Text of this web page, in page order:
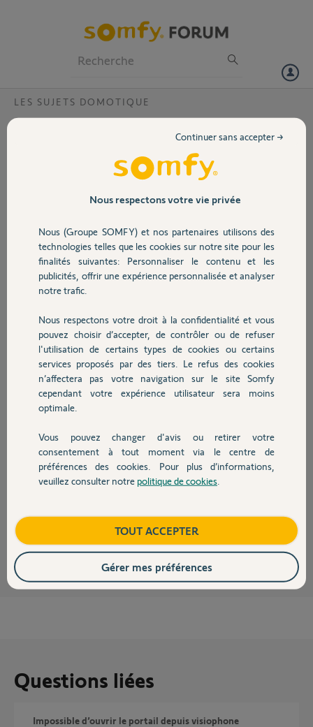
Volet
Sécurité
Domotique
Chauffage
Autres produits
Devis avec un pro
Contact
LES SUJETS DOMOTIQUE
Bonjour, je fais installer bientôt un moteur pour portail coulissant de
réf. ROGER H30 et je voudrais savoir quel serait le visiophone
SOMFY (exemple V400 ou V500) compatible pour une ouverture
piéton et voiture depuis le visio? Sachant que j'aurais également des
volets roulants à moteur Somfy IO que je souhaiterais également
Merci pour votre retour.
moteur_portail_co...
1,3 Mo
il y a plus de 8 ans
Participer au fil de discussion
Réponses
Bonjour,
La notice fournie ne nous permet pas de répondre à votre question.
Aucun schéma et aucune info sur un contact sec ni contact sec pas à
il y a plus de 8 ans
Questions liées
Impossible d’ouvrir le portail depuis visiophone
Nous respectons votre vie privée
Nous (Groupe SOMFY) et nos partenaires utilisons des
technologies telles que les cookies sur notre site pour les
finalités suivantes: Personnaliser le contenu et les
publicités, offrir une expérience personnalisée et analyser
notre trafic.
Nous respectons votre droit à la confidentialité et vous
pouvez choisir d’accepter, de contrôler ou de refuser
l'utilisation de certains types de cookies ou certains
services proposés par des tiers. Le refus des cookies
n’affectera pas votre navigation sur le site Somfy
cependant votre expérience utilisateur sera moins
optimale.
Vous pouvez changer d'avis ou retirer votre
consentement à tout moment via le centre de
préférences des cookies. Pour plus d’informations,
veuillez consulter notre politique de cookies
Continuer sans accepter →
TOUT ACCEPTER
Gérer mes préférences